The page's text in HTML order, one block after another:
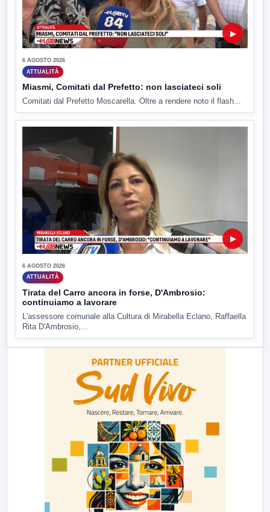
▶
6 AGOSTO 2026
ATTUALITÀ
Miasmi, Comitati dal Prefetto: non lasciateci soli
Comitati dal Prefetto Moscarella. Oltre a rendere noto il flash...
▶
6 AGOSTO 2026
ATTUALITÀ
Tirata del Carro ancora in forse, D'Ambrosio:
continuiamo a lavorare
L'assessore comunale alla Cultura di Mirabella Eclano, Raffaella
Rita D'Ambrosio,...